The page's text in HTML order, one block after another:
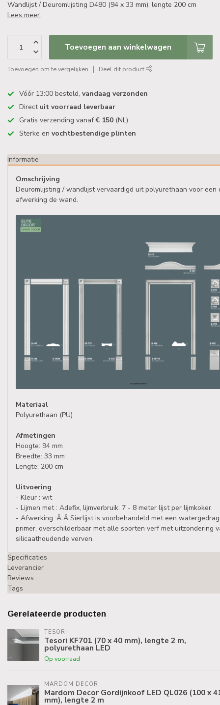
Wandlijst / Deuromlijsting D480 (94 x 33 mm), lengte 200 cm
Lees meer.
Toevoegen aan winkelwagen
Toevoegen om te vergelijken Deel dit product
Vóór 13:00 besteld, vandaag verzonden
Direct uit voorraad leverbaar
Gratis verzending vanaf€ 150 (NL)
Sterke en vochtbestendige plinten
Informatie
Omschrijving
Deuromlijsting / wandlijst vervaardigd uit polyurethaan voor een
afwerking de wand.
Materiaal
Polyurethaan (PU)
Afmetingen
Hoogte: 94 mm
Breedte: 33 mm
Lengte: 200 cm
Uitvoering
- Kleur : wit
- Lijmen met : Adefix, lijmverbruik: 7 - 8 meter lijst per lijmkoker.
- Afwerking :Â Â Sierlijst is voorbehandeld met een
primer, overschilderbaar met alle soorten verf met uitzondering
silicaathoudende verven.
Specificaties
Leverancier
Reviews
Tags
Gerelateerde producten
TESORI
Tesori KF701 (70 x 40 mm), lengte 2 m,
polyurethaan LED
Op voorraad
MARDOM DECOR
Mardom Decor Gordijnkoof LED QL026 (100 x
mm), lengte 2 m